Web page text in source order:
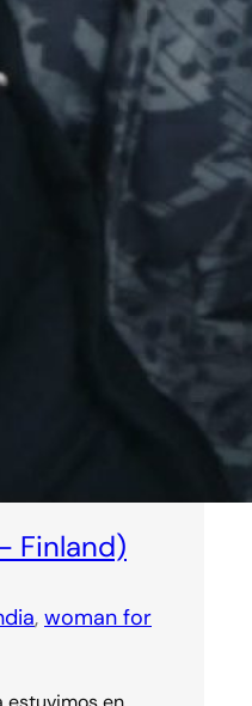
Finland)
, woman for